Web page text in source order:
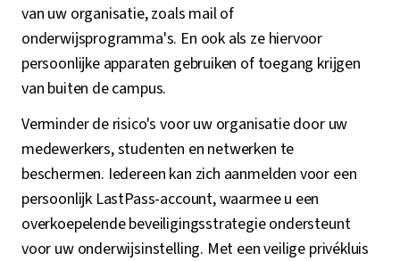
van uw organisatie, zoals mail of
onderwijsprogramma's. En ook als ze hiervoor
persoonlijke apparaten gebruiken of toegang krijgen
van buiten de campus.
Verminder de risico's voor uw organisatie door uw
medewerkers, studenten en netwerken te
beschermen. Iedereen kan zich aanmelden voor een
persoonlijk LastPass-account, waarmee u een
overkoepelende beveiligingsstrategie ondersteunt
voor uw onderwijsinstelling. Met een veilige privékluis